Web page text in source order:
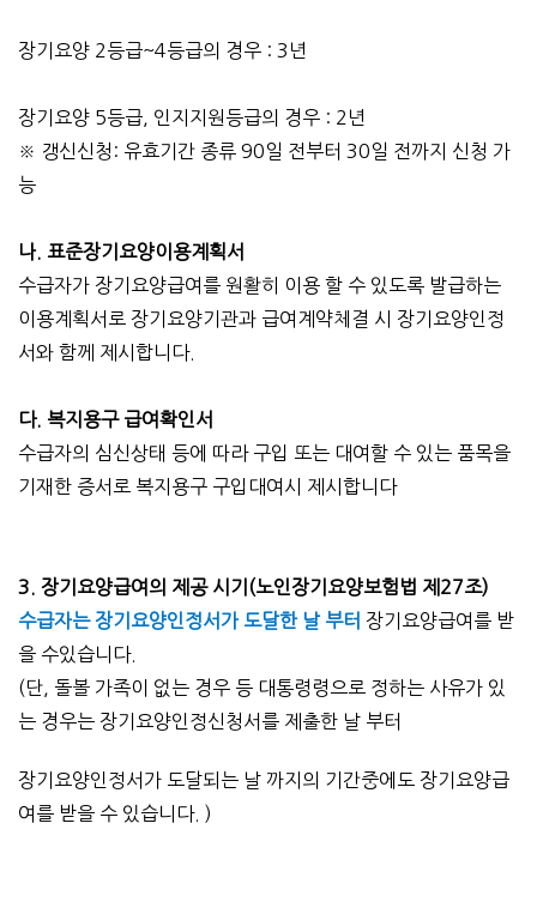
장기요양 2등급~4등급의 경우 : 3년
장기요양 5등급, 인지지원등급의 경우 : 2년
※ 갱신신청: 유효기간 종류 90일 전부터 30일 전까지 신청 가
능
나. 표준장기요양이용계획서
수급자가 장기요양급여를 원활히 이용 할 수 있도록 발급하는
이용계획서로 장기요양기관과 급여계약체결 시 장기요양인정
서와 함께 제시합니다.
다. 복지용구 급여확인서
수급자의 심신상태 등에 따라 구입 또는 대여할 수 있는 품목을
기재한 증서로 복지용구 구입 대여시 제시합니다
3. 장기요양급여의 제공 시기(노인장기요양보험법 제27조)
수급자는 장기요양인정서가 도달한 날 부터 장기요양급여를 받
을 수있습니다.
(단, 돌볼 가족이 없는 경우 등 대통령령으로 정하는 사유가 있
는 경우는 장기요양인정신청서를 제출한 날 부터
장기요양인정서가 도달되는 날 까지의 기간중에도 장기요양급
여를 받을 수 있습니다. )